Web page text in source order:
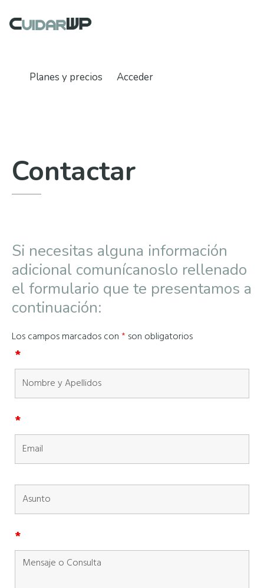
Wordpress
Planes y precios Acceder
Contactar
Si necesitas alguna información
adicional comunícanoslo rellenado
el formulario que te presentamos a
continuación:
Los campos marcados con* son obligatorios
*
*
*